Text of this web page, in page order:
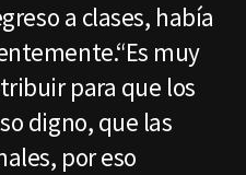
a clases, había
muy
para que los
digno, que las
por eso